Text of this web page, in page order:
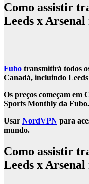
Como assistir
Leeds x Arsenal
Fubo transmitirá todos
Canadá, incluindo
Os preços começam em
Sports Monthly da Fubo.
Usar NordVPN para
mundo.
Como assistir
Leeds x